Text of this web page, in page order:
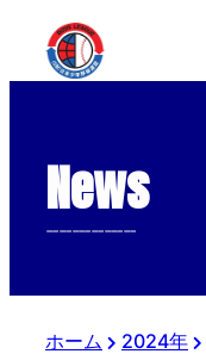
News
--------------
ホーム 2024年